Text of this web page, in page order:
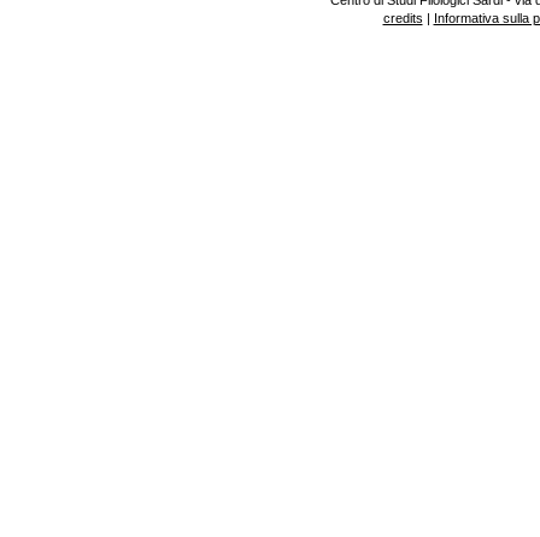
credits | Informativa sulla